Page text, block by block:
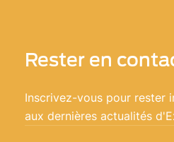
Rester en
Inscrivez-vous pour rester
aux dernières actualités